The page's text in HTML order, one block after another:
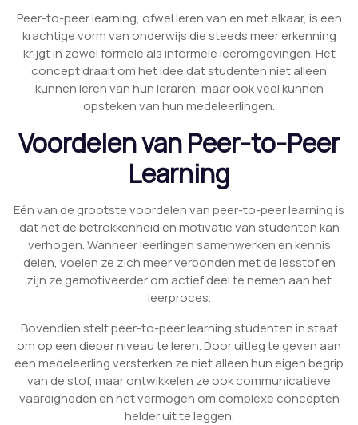
Peer-to-peer learning, ofwel leren van en met elkaar, is een
krachtige vorm van onderwijs die steeds meer erkenning
krijgt in zowel formele als informele leeromgevingen. Het
concept draait om het idee dat studenten niet alleen
kunnen leren van hun leraren, maar ook veel kunnen
opsteken van hun medeleerlingen.
Voordelen van Peer-to-Peer
Learning
Eén van de grootste voordelen van peer-to-peer learning is
dat het de betrokkenheid en motivatie van studenten kan
verhogen. Wanneer leerlingen samenwerken en kennis
delen, voelen ze zich meer verbonden met de lesstof en
zijn ze gemotiveerder om actief deel te nemen aan het
leerproces.
Bovendien stelt peer-to-peer learning studenten in staat
om op een dieper niveau te leren. Door uitleg te geven aan
een medeleerling versterken ze niet alleen hun eigen begrip
van de stof, maar ontwikkelen ze ook communicatieve
vaardigheden en het vermogen om complexe concepten
helder uit te leggen.